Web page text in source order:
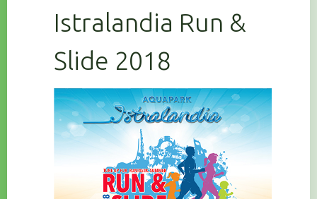
Istralandia Run &
Slide 2018